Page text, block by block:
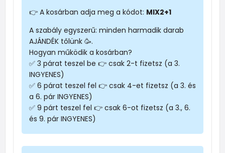
👉 A kosárban adja meg a kódot: MIX2+1
A szabály egyszerű: minden harmadik darab
AJÁNDÉK tőlünk 🥳.
Hogyan működik a kosárban?
✅ 3 párat teszel be 👉 csak 2-t fizetsz (a 3.
INGYENES)
✅ 6 párat teszel fel 👉 csak 4-et fizetsz (a 3. és
a 6. pár INGYENES)
✅ 9 párt teszel fel 👉 csak 6-ot fizetsz (a 3., 6.
és 9. pár INGYENES)